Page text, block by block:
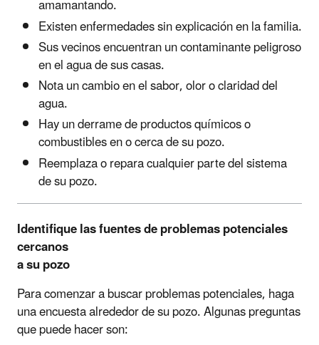
amamantando.
Existen enfermedades sin explicación en la familia.
Sus vecinos encuentran un contaminante peligroso
en el agua de sus casas.
Nota un cambio en el sabor, olor o claridad del
agua.
Hay un derrame de productos químicos o
combustibles en o cerca de su pozo.
Reemplaza o repara cualquier parte del sistema
de su pozo.
Identifique las fuentes de problemas potenciales
cercanos
a su pozo
Para comenzar a buscar problemas potenciales, haga
una encuesta alrededor de su pozo. Algunas preguntas
que puede hacer son: